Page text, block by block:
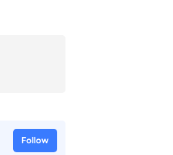
Follow